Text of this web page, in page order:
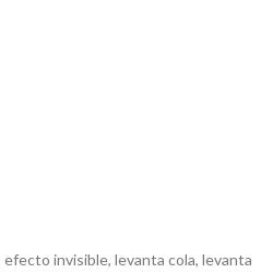
invisible, levanta cola, levanta